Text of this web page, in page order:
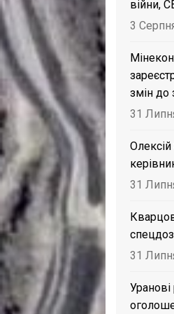
війни,
3
змін до
31
31
31